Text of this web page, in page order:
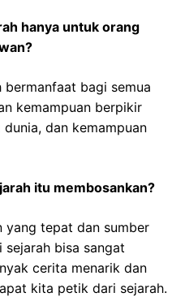
hanya untuk orang
bermanfaat bagi semua
kemampuan berpikir
dan kemampuan
itu membosankan?
yang tepat dan sumber
sejarah bisa sangat
cerita menarik dan
kita petik dari sejarah.